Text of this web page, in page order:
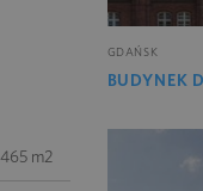
465 m2
GDAŃSK
BUDYNEK